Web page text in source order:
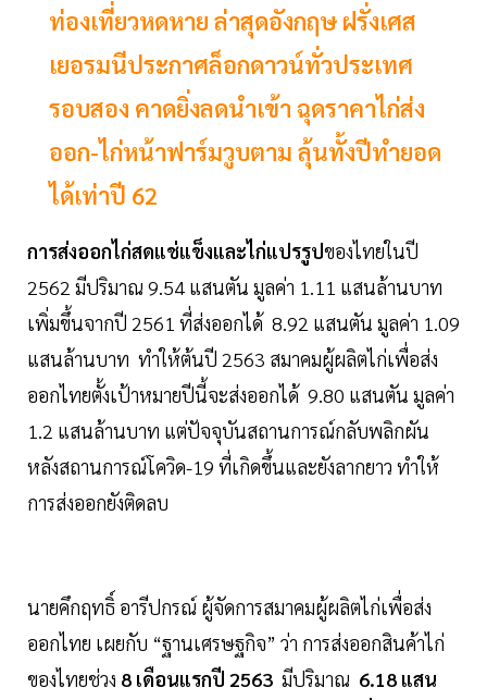
ท่องเที่ยวหดหาย ล่าสุดอังกฤษ ฝรั่งเศส
เยอรมนีประกาศล็อกดาวน์ทั่วประเทศ
รอบสอง คาดยิ่งลดนำเข้า ฉุดราคาไก่ส่ง
ออก-ไก่หน้าฟาร์มวูบตาม ลุ้นทั้งปีทำยอด
ได้เท่าปี 62
การส่งออกไก่สดแช่แข็งและไก่แปรรูปของไทยในปี
2562 มีปริมาณ 9.54 แสนตัน มูลค่า 1.11 แสนล้านบาท
เพิ่มขึ้นจากปี 2561 ที่ส่งออกได้ 8.92 แสนตัน มูลค่า 1.09
แสนล้านบาท ทำให้ต้นปี 2563 สมาคมผู้ผลิตไก่เพื่อส่ง
ออกไทยตั้งเป้าหมายปีนี้จะส่งออกได้ 9.80 แสนตัน มูลค่า
1.2 แสนล้านบาท แต่ปัจจุบันสถานการณ์กลับพลิกผัน
หลังสถานการณ์โควิด-19 ที่เกิดขึ้นและยังลากยาว ทำให้
การส่งออกยังติดลบ
นายคึกฤทธิ์ อารีปกรณ์ ผู้จัดการสมาคมผู้ผลิตไก่เพื่อส่ง
ออกไทย เผยกับ “ฐานเศรษฐกิจ” ว่า การส่งออกสินค้าไก่
ของไทยช่วง 8 เดือนแรกปี 2563 มีปริมาณ 6.18 แสน